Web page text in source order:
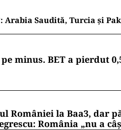
Arabia Saudită, Turcia și
minus. BET a pierdut
României la Baa3, dar
România „nu a